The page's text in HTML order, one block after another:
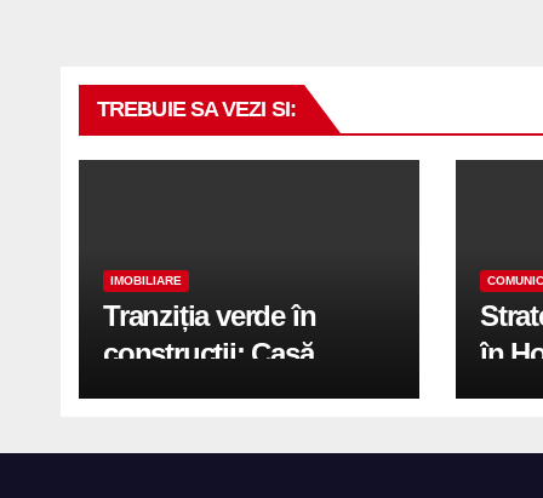
TREBUIE SA VEZI SI:
IMOBILIARE
Tranziția verde în
construcții: Casă
modernă cu structură
în